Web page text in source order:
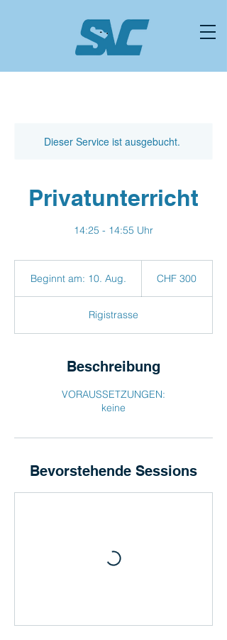
Dieser Service ist ausgebucht.
Privatunterricht
14:25 - 14:55 Uhr
Beginnt am: 10. Aug.
i
n
t
a
:
.
u
.
FrankenCHF 300
Rigistrasse
Beschreibung
VORAUSSETZUNGEN:
keine
Bevorstehende Sessions